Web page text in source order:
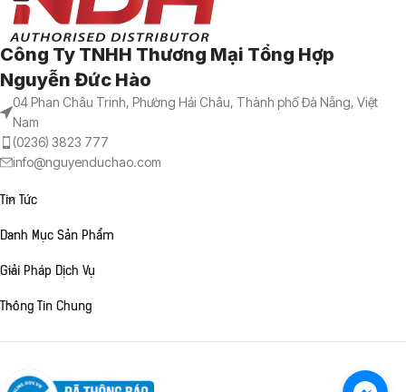
Công Ty TNHH Thương Mại Tổng Hợp
Nguyễn Đức Hào
04 Phan Châu Trinh, Phường Hải Châu, Thành phố Đà Nẵng, Việt
Nam
(0236) 3823 777
info@nguyenduchao.com
Tin Tức
Danh Mục Sản Phẩm
Giải Pháp Dịch Vụ
Thông Tin Chung